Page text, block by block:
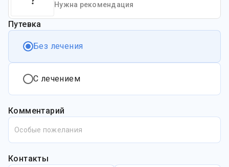
Нужна рекомендация
Путевка
Без лечения
С лечением
Комментарий
Особые пожелания
Контакты